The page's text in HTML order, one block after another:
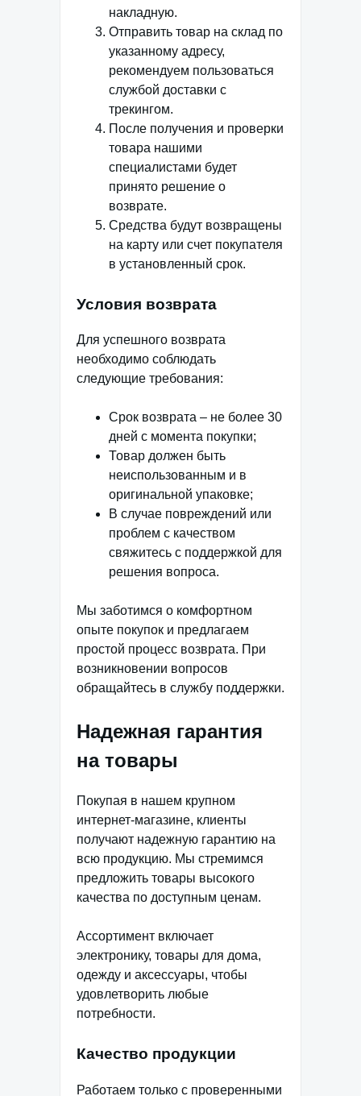
накладную.
Отправить товар на склад по
указанному адресу,
рекомендуем пользоваться
службой доставки с
трекингом.
После получения и проверки
товара нашими
специалистами будет
принято решение о
возврате.
Средства будут возвращены
на карту или счет покупателя
в установленный срок.
Условия возврата
Для успешного возврата
необходимо соблюдать
следующие требования:
Срок возврата – не более 30
дней с момента покупки;
Товар должен быть
неиспользованным и в
оригинальной упаковке;
В случае повреждений или
проблем с качеством
свяжитесь с поддержкой для
решения вопроса.
Мы заботимся о комфортном
опыте покупок и предлагаем
простой процесс возврата. При
возникновении вопросов
обращайтесь в службу поддержки.
Надежная гарантия
на товары
Покупая в нашем крупном
интернет-магазине, клиенты
получают надежную гарантию на
всю продукцию. Мы стремимся
предложить товары высокого
качества по доступным ценам.
Ассортимент включает
электронику, товары для дома,
одежду и аксессуары, чтобы
удовлетворить любые
потребности.
Качество продукции
Работаем только с проверенными